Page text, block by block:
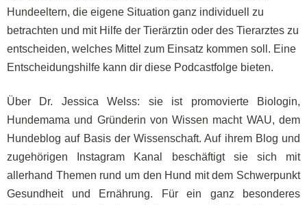
Hundeeltern, die eigene Situation ganz individuell zu
betrachten und mit Hilfe der Tierärztin oder des Tierarztes zu
entscheiden, welches Mittel zum Einsatz kommen soll. Eine
Entscheidungshilfe kann dir diese Podcastfolge bieten.
Über Dr. Jessica Welss: sie ist promovierte Biologin,
Hundemama und Gründerin von Wissen macht WAU, dem
Hundeblog auf Basis der Wissenschaft. Auf ihrem Blog und
zugehörigen Instagram Kanal beschäftigt sie sich mit
allerhand Themen rund um den Hund mit dem Schwerpunkt
Gesundheit und Ernährung. Für ein ganz besonderes